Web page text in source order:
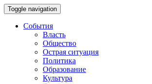
Toggle navigation
События
Власть
Общество
Острая ситуация
Политика
Образование
Культура